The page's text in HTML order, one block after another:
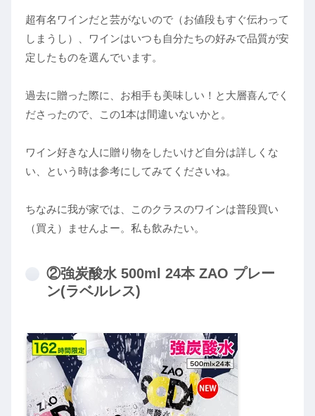
超有名ワインだと芸がないので（お値段もすぐ伝わって
しまうし）、ワインはいつも自分たちの好みで品質が安
定したものを選んでいます。
過去に贈った際に、お相手も美味しい！と大層喜んでく
ださったので、この1本は間違いないかと。
ワイン好きな人に贈り物をしたいけど自分は詳しくな
い、という時は参考にしてみてくださいね。
ちなみに我が家では、このクラスのワインは普段買い
（買え）ませんよー。私も飲みたい。
②強炭酸水 500ml 24本 ZAO プレー
ン(ラベルレス)